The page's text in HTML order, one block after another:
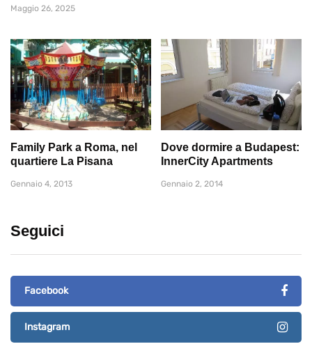
Maggio 26, 2025
Family Park a Roma, nel
quartiere La Pisana
Gennaio 4, 2013
Dove dormire a Budapest:
InnerCity Apartments
Gennaio 2, 2014
Seguici
Facebook
Instagram